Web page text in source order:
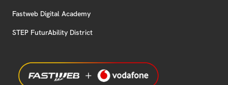
Fastweb Digital Academy
STEP FuturAbility District